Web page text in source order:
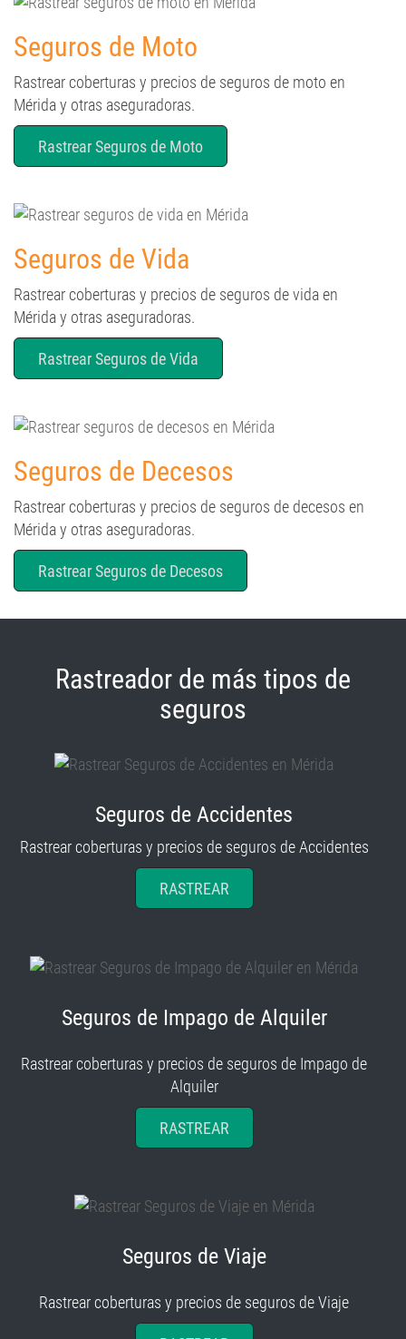
Seguros de Moto
Rastrear coberturas y precios de seguros de moto en
Mérida y otras aseguradoras.
Rastrear Seguros de Moto
Seguros de Vida
Rastrear coberturas y precios de seguros de vida en
Mérida y otras aseguradoras.
Rastrear Seguros de Vida
Seguros de Decesos
Rastrear coberturas y precios de seguros de decesos en
Mérida y otras aseguradoras.
Rastrear Seguros de Decesos
seguros
Rastrear coberturas y precios de seguros de Accidentes
RASTREAR
Rastrear coberturas y precios de seguros de Impago de
Alquiler
RASTREAR
Rastrear coberturas y precios de seguros de Viaje
RASTREAR